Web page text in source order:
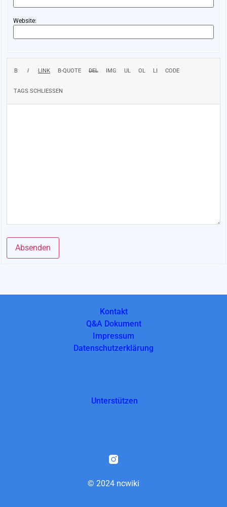
Website:
Absenden
Kontakt
Q&A Dokument
Impressum
Datenschutzerklärung
Unterstützen
© 2024 ncwiki